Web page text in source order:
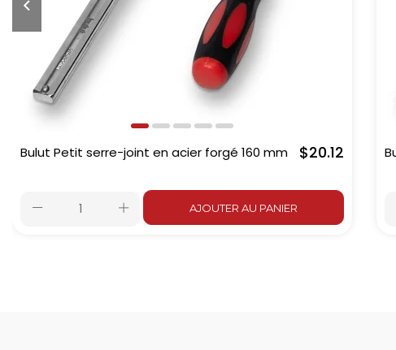
Bulut Petit serre-joint en acier forgé 160 mm $20.12
AJOUTER AU PANIER